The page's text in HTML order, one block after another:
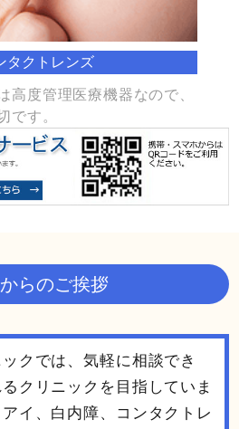
タクトレンズ
高度管理医療機器なので、
です。
らのご挨拶
クでは、気軽に相談でき
クリニックを目指していま
イ、白内障、コンタクトレ